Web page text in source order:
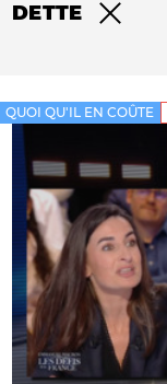
DETTE
QUOI QU'IL EN COÛTE